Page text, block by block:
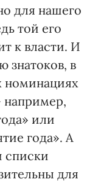
для нашего
той его
к власти. И
знатоков, в
номинациях
например,
или
года». А
списки
для